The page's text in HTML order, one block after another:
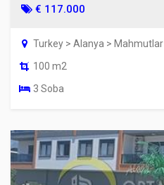
€ 117.000
Turkey > Alanya > Mahmutlar
100 m2
3 Soba